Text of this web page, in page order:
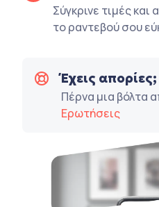
Σύγκρινε τιμές και
το ραντεβού σου
Έχεις απορίες;
Πέρνα μια βόλτα
Ερωτήσεις